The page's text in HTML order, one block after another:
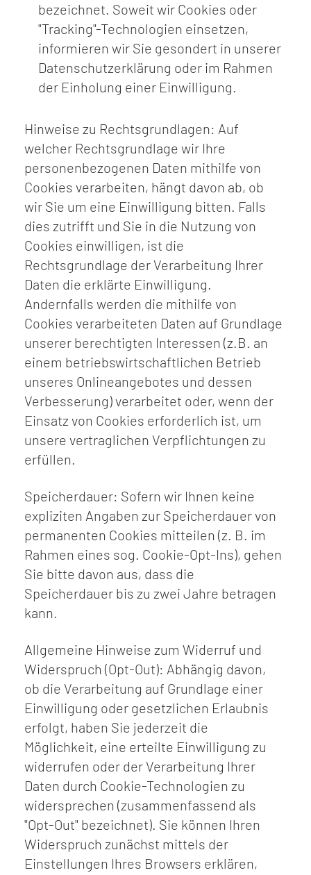
bezeichnet. Soweit wir Cookies oder
"Tracking"-Technologien einsetzen,
informieren wir Sie gesondert in unserer
Datenschutzerklärung oder im Rahmen
der Einholung einer Einwilligung.
Hinweise zu Rechtsgrundlagen: Auf
welcher Rechtsgrundlage wir Ihre
personenbezogenen Daten mithilfe von
Cookies verarbeiten, hängt davon ab, ob
wir Sie um eine Einwilligung bitten. Falls
dies zutrifft und Sie in die Nutzung von
Cookies einwilligen, ist die
Rechtsgrundlage der Verarbeitung Ihrer
Daten die erklärte Einwilligung.
Andernfalls werden die mithilfe von
Cookies verarbeiteten Daten auf Grundlage
unserer berechtigten Interessen (z.B. an
einem betriebswirtschaftlichen Betrieb
unseres Onlineangebotes und dessen
Verbesserung) verarbeitet oder, wenn der
Einsatz von Cookies erforderlich ist, um
unsere vertraglichen Verpflichtungen zu
erfüllen.
Speicherdauer: Sofern wir Ihnen keine
expliziten Angaben zur Speicherdauer von
permanenten Cookies mitteilen (z. B. im
Rahmen eines sog. Cookie-Opt-Ins), gehen
Sie bitte davon aus, dass die
Speicherdauer bis zu zwei Jahre betragen
kann.
Allgemeine Hinweise zum Widerruf und
Widerspruch (Opt-Out): Abhängig davon,
ob die Verarbeitung auf Grundlage einer
Einwilligung oder gesetzlichen Erlaubnis
erfolgt, haben Sie jederzeit die
Möglichkeit, eine erteilte Einwilligung zu
widerrufen oder der Verarbeitung Ihrer
Daten durch Cookie-Technologien zu
widersprechen (zusammenfassend als
"Opt-Out" bezeichnet). Sie können Ihren
Widerspruch zunächst mittels der
Einstellungen Ihres Browsers erklären,